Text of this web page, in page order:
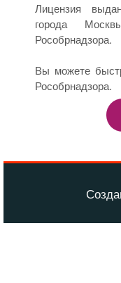
Лицензия
города
Рособрнадзора.
Вы можете
Рособрнадзора.